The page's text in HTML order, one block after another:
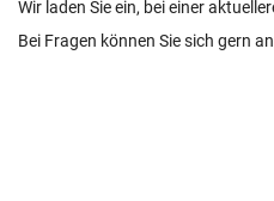
Wir laden Sie ein, bei einer
Bei Fragen können Sie sich gern